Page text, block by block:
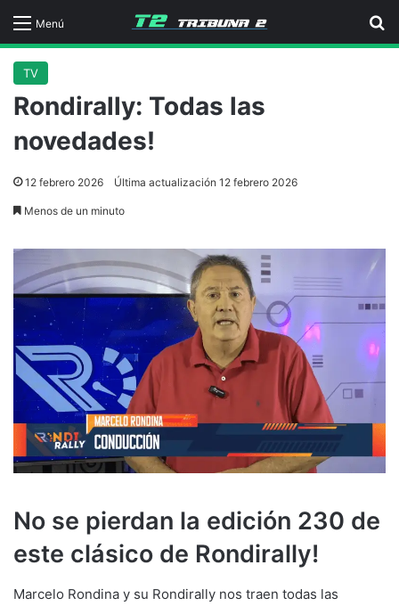
Menú
TV
Rondirally: Todas las
novedades!
12 febrero 2026 Última actualización 12 febrero 2026
Menos de un minuto
No se pierdan la edición 230 de
este clásico de Rondirally!
Marcelo Rondina y su Rondirally nos traen todas las